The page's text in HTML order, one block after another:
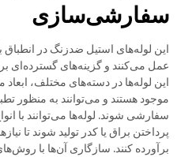
سفارشی‌سازی
این لوله‌های استیل ضدزنگ در انطباق
عمل می‌کنند و گزینه‌های گسترده‌ای
این لوله‌ها در دسته‌های مختلف،
موجود هستند و می‌توانند به منظور
سفارشی شوند. لوله‌ها می‌توانند با
پرداختن براق یا کدر تولید شوند تا
برآورده کنند. سازگاری آن‌ها با